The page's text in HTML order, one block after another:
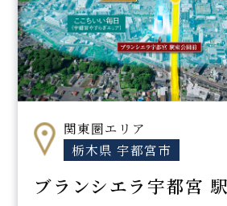
関東圏エリア
栃木県 宇都宮市
ブランシエラ宇都宮